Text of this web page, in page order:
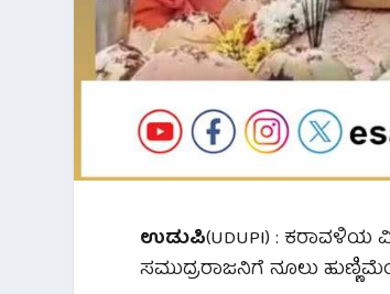
ಉಡುಪಿ(UDUPI) : ಕರಾವಳಿಯ
ಸಮುದ್ರರಾಜನಿಗೆ ನೂಲು